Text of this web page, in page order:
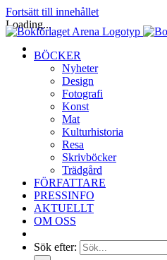
Fortsätt till innehållet
BÖCKER
Nyheter
Design
Fotografi
Konst
Mat
Kulturhistoria
Resa
Skrivböcker
Trädgård
FÖRFATTARE
PRESSINFO
AKTUELLT
OM OSS
Sök efter:
Loading...